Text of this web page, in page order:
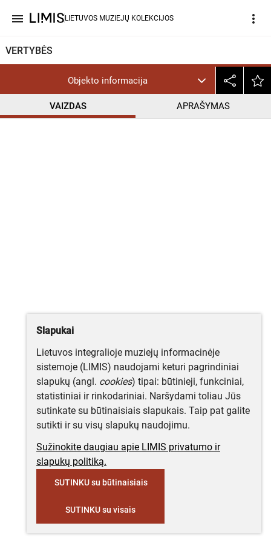
menu LIETUVOS MUZIEJŲ KOLEKCIJOS more_vert
VERTYBĖS
Objekto informacija
VAIZDAS APRAŠYMAS
CC BY help_outline
Slapukai
Lietuvos integralioje muziejų informacinėje
sistemoje (LIMIS) naudojami keturi pagrindiniai
slapukų (angl. cookies) tipai: būtinieji, funkciniai,
statistiniai ir rinkodariniai. Naršydami toliau Jūs
sutinkate su būtinaisiais slapukais. Taip pat galite
sutikti ir su visų slapukų naudojimu.
Sužinokite daugiau apie LIMIS privatumo ir
slapukų politiką.
SUTINKU su būtinaisiais
SUTINKU su visais